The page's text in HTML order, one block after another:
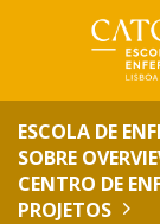
ESCOLA DE
SOBRE
CENTRO DE
PROJETOS